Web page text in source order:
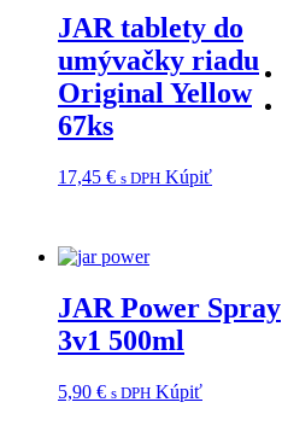
JAR tablety do
umývačky riadu
Original Yellow
67ks
17,45 € s DPH Kúpiť
JAR Power Spray
3v1 500ml
5,90 € s DPH Kúpiť